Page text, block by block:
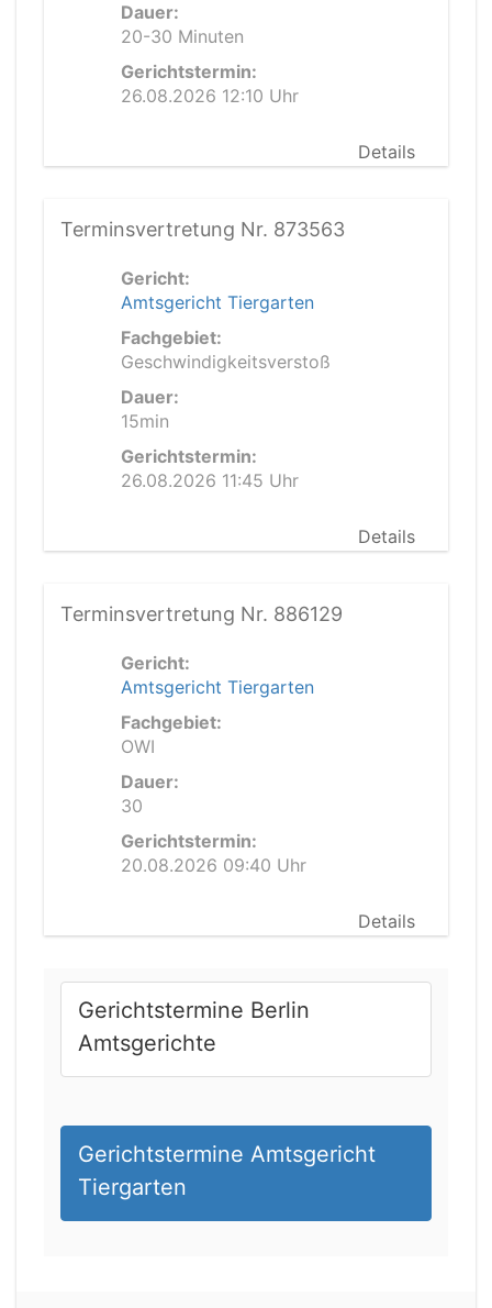
Dauer:
20-30 Minuten
Gerichtstermin:
26.08.2026 12:10 Uhr
Details
Terminsvertretung Nr. 873563
Gericht:
Amtsgericht Tiergarten
Fachgebiet:
Geschwindigkeitsverstoß
Dauer:
15min
Gerichtstermin:
26.08.2026 11:45 Uhr
Details
Terminsvertretung Nr. 886129
Gericht:
Amtsgericht Tiergarten
Fachgebiet:
OWI
Dauer:
30
Gerichtstermin:
20.08.2026 09:40 Uhr
Details
Gerichtstermine Berlin
Amtsgerichte
Gerichtstermine Amtsgericht
Tiergarten